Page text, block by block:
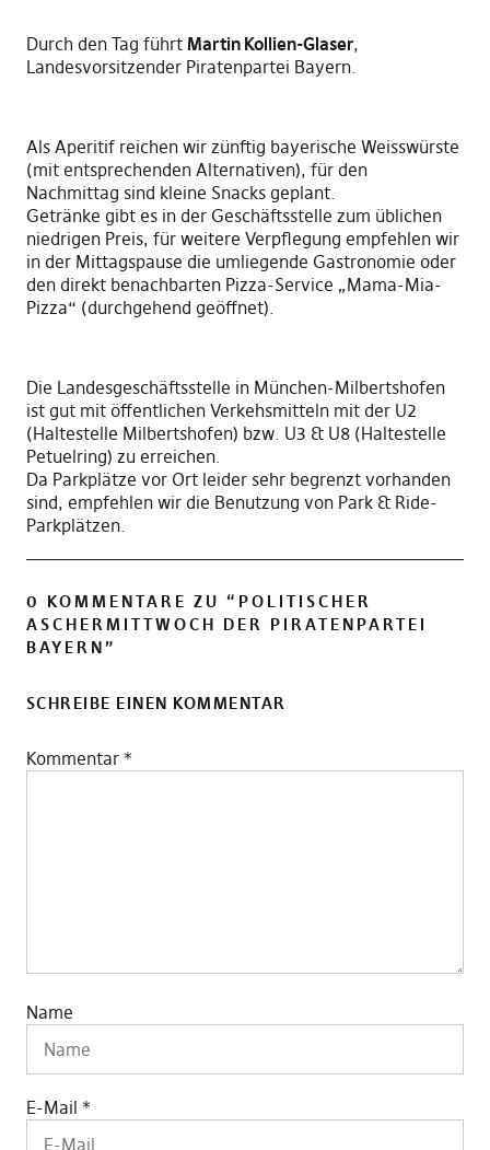
Durch den Tag führt Martin Kollien-Glaser,
Landesvorsitzender Piratenpartei Bayern.
Als Aperitif reichen wir zünftig bayerische Weisswürste
(mit entsprechenden Alternativen), für den
Nachmittag sind kleine Snacks geplant.
Getränke gibt es in der Geschäftsstelle zum üblichen
niedrigen Preis, für weitere Verpflegung empfehlen wir
in der Mittagspause die umliegende Gastronomie oder
den direkt benachbarten Pizza-Service „Mama-Mia-
Pizza“ (durchgehend geöffnet).
Die Landesgeschäftsstelle in München-Milbertshofen
ist gut mit öffentlichen Verkehsmitteln mit der U2
(Haltestelle Milbertshofen) bzw. U3 & U8 (Haltestelle
Petuelring) zu erreichen.
Da Parkplätze vor Ort leider sehr begrenzt vorhanden
sind, empfehlen wir die Benutzung von Park & Ride-
Parkplätzen.
0 KOMMENTARE ZU “ POLITISCHER
ASCHERMITTWOCH DER PIRATENPARTEI
BAYERN”
SCHREIBE EINEN KOMMENTAR
Kommentar *
Name
E-Mail *